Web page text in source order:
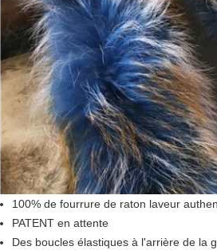
100% de fourrure de raton laveur
PATENT en attente
Des boucles élastiques à l'arrière de la